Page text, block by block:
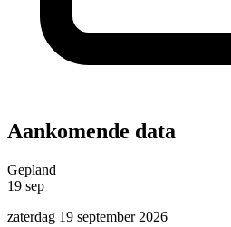
Aankomende data
Gepland
19 sep
zaterdag 19 september 2026